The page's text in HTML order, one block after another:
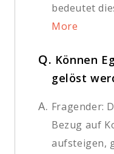
bedeutet
More
Q. Können
gelöst
A. Fragender:
Bezug auf
aufsteigen,